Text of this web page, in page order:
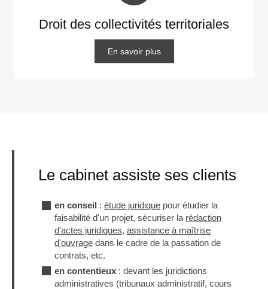
Droit des collectivités territoriales
En savoir plus
Le cabinet assiste ses clients
en conseil : étude juridique pour étudier la
faisabilité d'un projet, sécuriser la rédaction
d'actes juridiques, assistance à maîtrise
d'ouvrage dans le cadre de la passation de
contrats, etc.
en contentieux : devant les juridictions
administratives (tribunaux administratif, cours